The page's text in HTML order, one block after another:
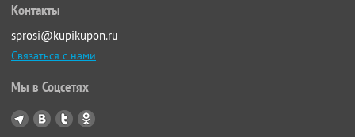
Контакты
sprosi@kupikupon.ru
Связаться с нами
Мы в Соцсетях